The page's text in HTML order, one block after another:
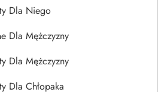
Dla Niego
Dla Mężczyzny
Dla Mężczyzny
Dla Chłopaka